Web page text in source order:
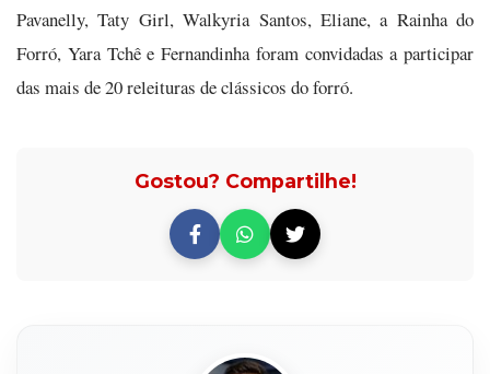
Pavanelly, Taty Girl, Walkyria Santos, Eliane, a Rainha do
Forró, Yara Tchê e Fernandinha foram convidadas a participar
das mais de 20 releituras de clássicos do forró.
Gostou? Compartilhe!